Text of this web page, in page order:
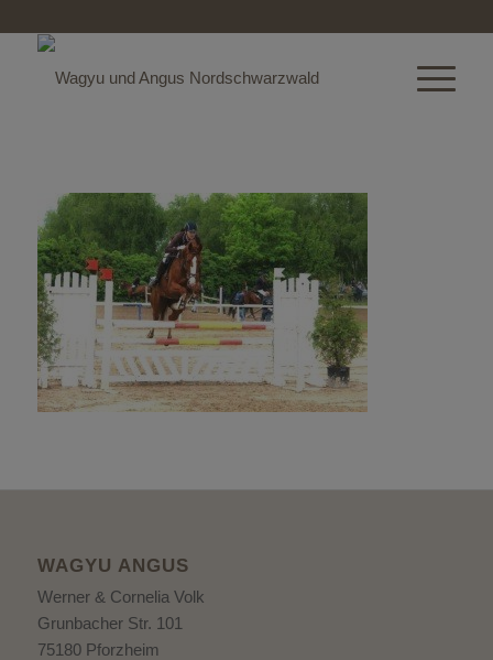
WAGYU ANGUS
Werner & Cornelia Volk
Grunbacher Str. 101
75180 Pforzheim